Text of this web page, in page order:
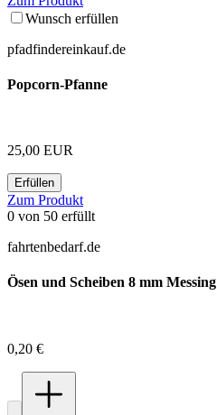
Wunsch erfüllen
pfadfindereinkauf.de
Popcorn-Pfanne
25,00 EUR
Erfüllen
Zum Produkt
0 von 50 erfüllt
fahrtenbedarf.de
Ösen und Scheiben 8 mm Messing
0,20 €